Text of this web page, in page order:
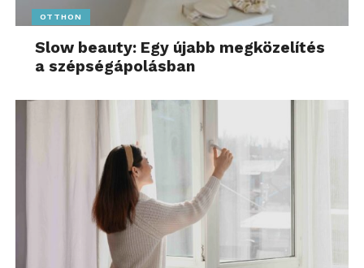
OTTHON
Slow beauty: Egy újabb megközelítés
a szépségápolásban